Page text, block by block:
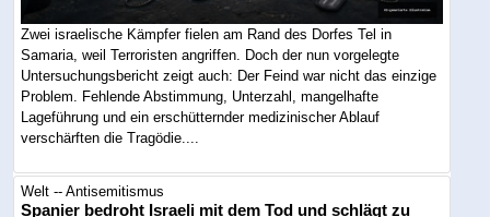
Zwei israelische Kämpfer fielen am Rand des Dorfes Tel in
Samaria, weil Terroristen angriffen. Doch der nun vorgelegte
Untersuchungsbericht zeigt auch: Der Feind war nicht das einzige
Problem. Fehlende Abstimmung, Unterzahl, mangelhafte
Lageführung und ein erschütternder medizinischer Ablauf
verschärften die Tragödie....
Welt -- Antisemitismus
Spanier bedroht Israeli mit dem Tod und schlägt zu